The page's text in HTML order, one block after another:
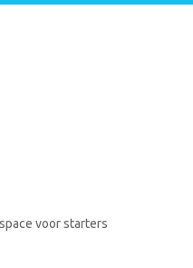
PRIJZENvoor starters